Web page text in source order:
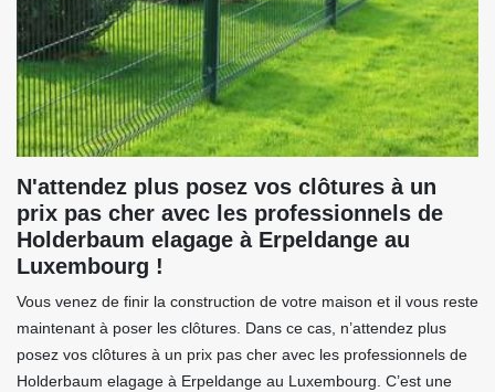
N'attendez plus posez vos clôtures à un
prix pas cher avec les professionnels de
Holderbaum elagage à Erpeldange au
Luxembourg !
Vous venez de finir la construction de votre maison et il vous reste
maintenant à poser les clôtures. Dans ce cas, n’attendez plus
posez vos clôtures à un prix pas cher avec les professionnels de
Holderbaum elagage à Erpeldange au Luxembourg. C’est une